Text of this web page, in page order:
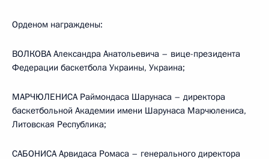
Орденом награждены:
ВОЛКОВА Александра Анатольевича – вице-президента
Федерации баскетбола Украины, Украина;
МАРЧЮЛЕНИСА Раймондаса Шарунаса – директора
баскетбольной Академии имени Шарунаса Марчюлениса,
Литовская Республика;
САБОНИСА Арвидаса Ромаса – генерального директора